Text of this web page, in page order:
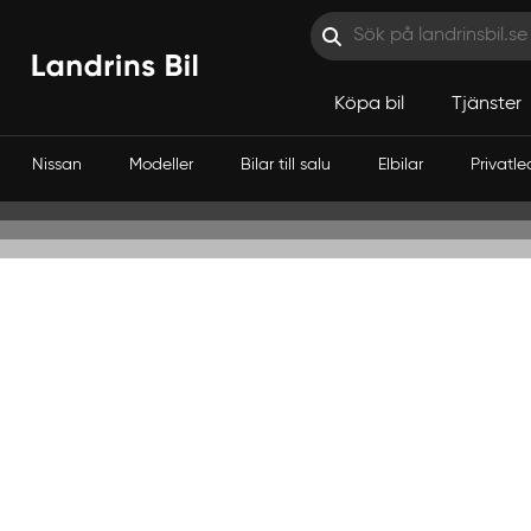
Nissan Modeller Bilar till salu Elbilar
Hoppa till innehåll
Köpa bil Tjänster